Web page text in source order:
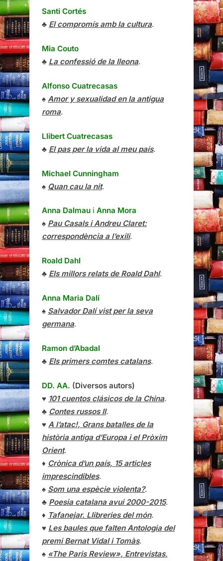
Santi Cortés
♣ El compromís amb la cultura.
Mia Couto
♣ La confessió de la lleona.
Alfonso Cuatrecasas
♠ Amor y sexualidad en la antigua
roma.
Llibert Cuatrecasas
♣ El pas per la vida al meu país.
Michael Cunningham
♠ Quan cau la nit.
Anna Dalmau i Anna Mora
♠ Pau Casals i Andreu Claret:
correspondència a l’exili.
Roald Dahl
♣ Els millors relats de Roald Dahl.
Anna Maria Dalí
♠ Salvador Dalí vist per la seva
germana.
Ramon d’Abadal
♣ Els primers comtes catalans.
DD. AA. (Diversos autors)
♥ 101 cuentos clásicos de la China.
♣ Contes russos II.
♥ A l’atac!, Grans batalles de la
història antiga d’Europa i el Pròxim
Orient.
♦ Crònica d’un país, 15 articles
imprescindibles.
♠ Som una espècie violenta?.
♣ Poesia catalana avui 2000-2015.
♦ Tafanejar. Llibreries del món.
♥ Les baules que falten Antologia del
premi Bernat Vidal i Tomàs.
♠ «The Paris Review», Entrevistas,